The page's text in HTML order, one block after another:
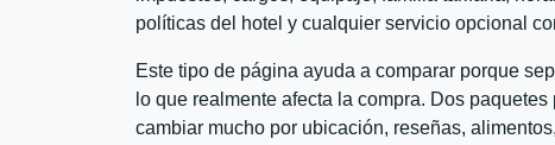
políticas del hotel y cualquier servicio opcional
Este tipo de página ayuda a comparar porque
lo que realmente afecta la compra. Dos
cambiar mucho por ubicación, reseñas,